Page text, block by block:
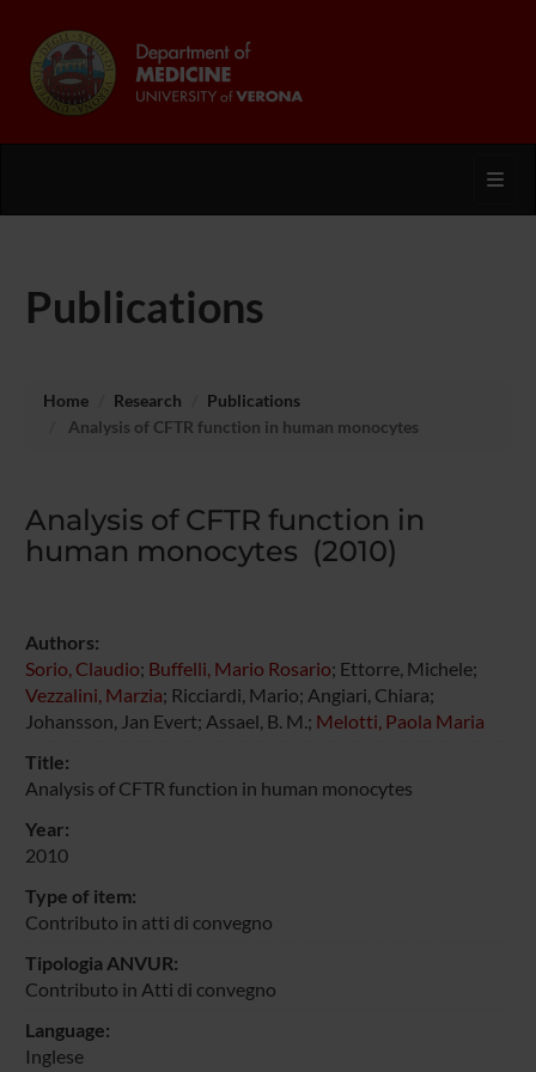
Publications
Home Research
Publications
Analysis of CFTR function in human monocytes
Analysis of CFTR function in
human monocytes (2010)
Authors:
Sorio, Claudio; Buffelli, Mario Rosario; Ettorre, Michele;
Vezzalini, Marzia; Ricciardi, Mario; Angiari, Chiara;
Johansson, Jan Evert; Assael, B. M.; Melotti, Paola Maria
Title:
Analysis of CFTR function in human monocytes
Year:
2010
Type of item:
Contributo in atti di convegno
Tipologia ANVUR:
Contributo in Atti di convegno
Language:
Inglese